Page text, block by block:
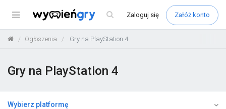
Menu Zaloguj się Załóż konto
Ogłoszenia Gry na PlayStation 4
Gry na PlayStation 4
Wybierz platformę